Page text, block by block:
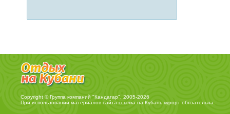
Copyright © Группа компаний "Кандагар", 2005-2026
При использовании материалов сайта ссылка на Кубань курортобязательна.